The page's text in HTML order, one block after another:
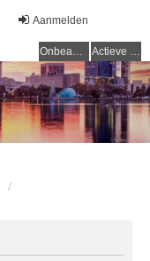
Aanmelden
Onbeantwoorde onderwerpen Actieve onderwerpen